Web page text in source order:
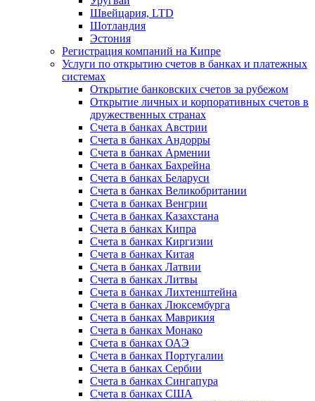
Швейцария, LTD
Шотландия
Эстония
Регистрация компаний на Кипре
Услуги по открытию счетов в банках и платежных
системах
Открытие банковских счетов за рубежом
Открытие личных и корпоративных счетов в
дружественных странах
Счета в банках Австрии
Счета в банках Андорры
Счета в банках Армении
Счета в банках Бахрейна
Счета в банках Беларуси
Счета в банках Великобритании
Счета в банках Венгрии
Счета в банках Казахстана
Счета в банках Кипра
Счета в банках Киргизии
Счета в банках Китая
Счета в банках Латвии
Счета в банках Литвы
Счета в банках Лихтенштейна
Счета в банках Люксембурга
Счета в банках Маврикия
Счета в банках Монако
Счета в банках ОАЭ
Счета в банках Португалии
Счета в банках Сербии
Счета в банках Сингапура
Счета в банках США